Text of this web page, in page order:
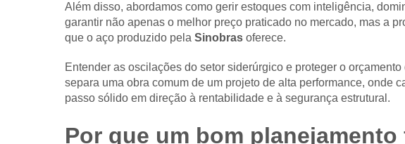
Além disso, abordamos como gerir estoques com inteligência,
garantir não apenas o melhor preço praticado no mercado, mas a
que o aço produzido pela Sinobras oferece.
Entender as oscilações do setor siderúrgico e proteger o
separa uma obra comum de um projeto de alta performance, onde
passo sólido em direção à rentabilidade e à segurança estrutural.
Por que um bom